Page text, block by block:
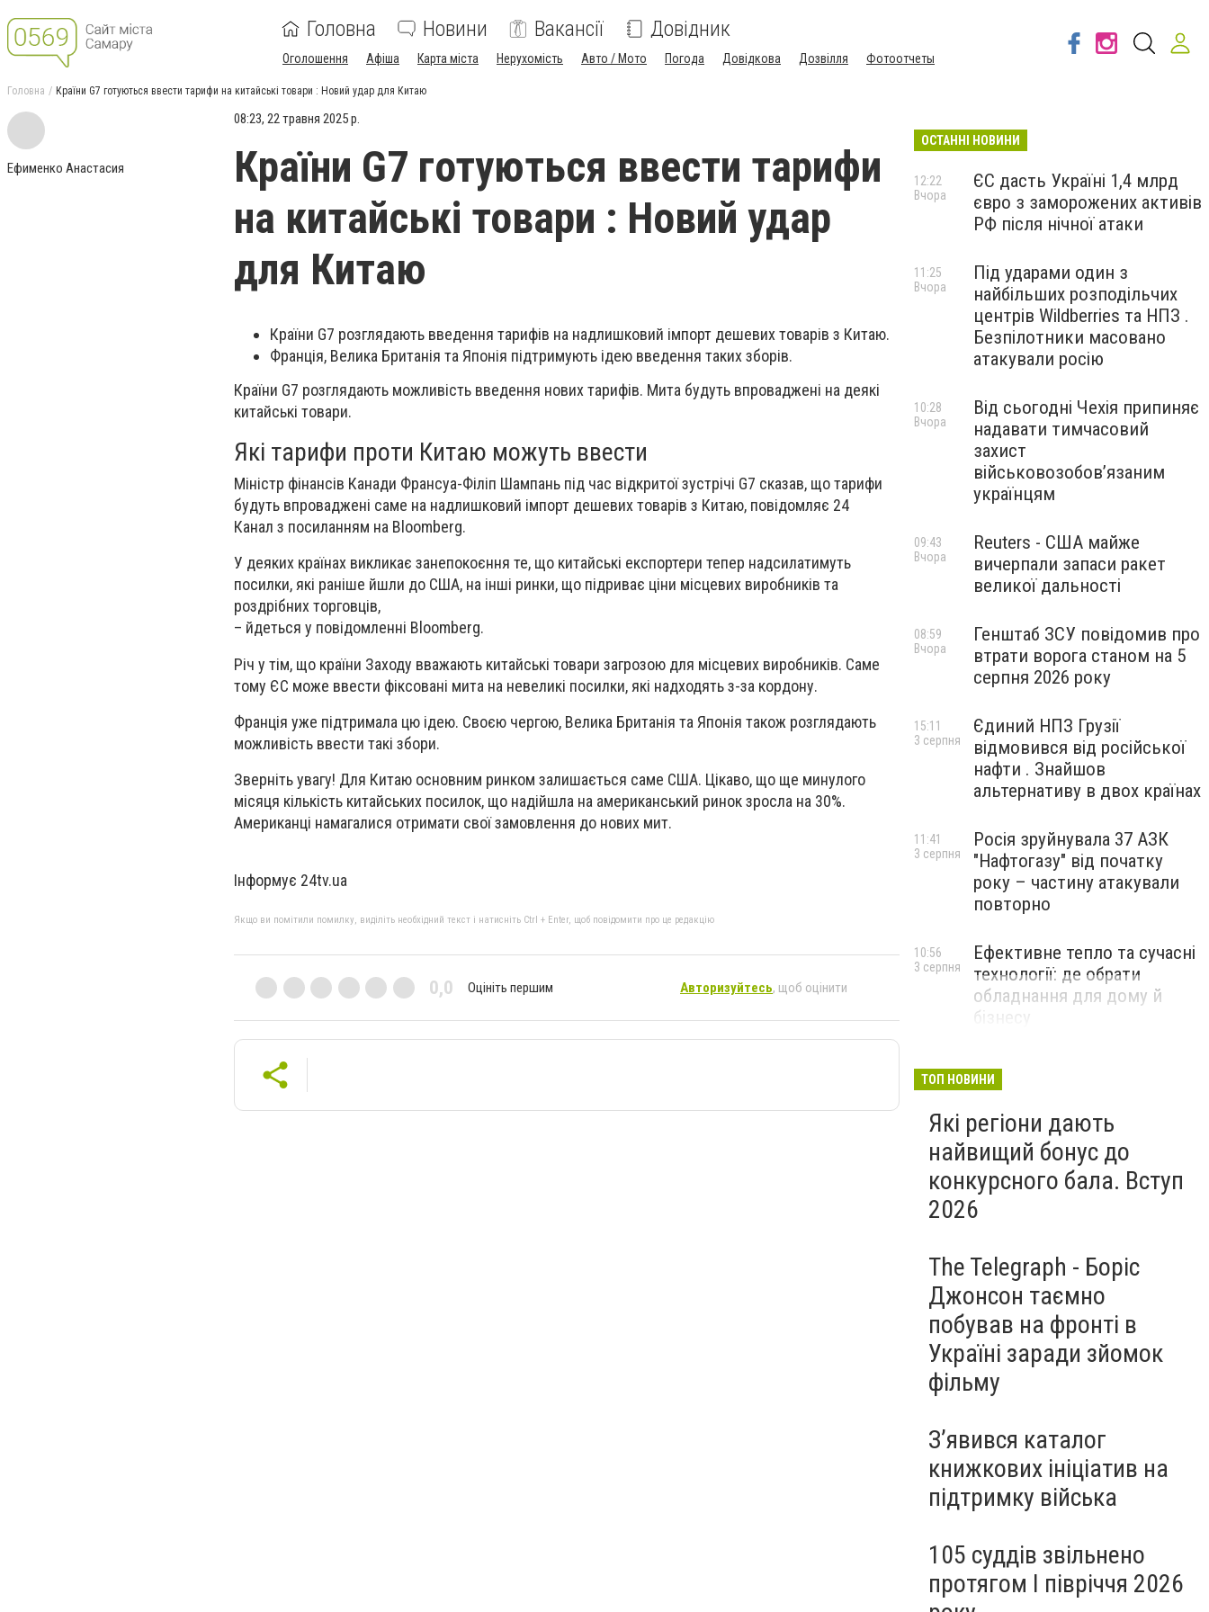
Головна Новини Вакансії Довідник
Оголошення Афіша Карта міста Нерухомість Авто / Мото Погода Довідкова Дозвілля Фотоотчеты
Головна Країни G7 готуються ввести тарифи на китайські товари : Новий удар для Китаю
Ефименко Анастасия
08:23, 22 травня 2025 р.
Країни G7 готуються ввести тарифи
на китайські товари : Новий удар
для Китаю
Країни G7 розглядають введення тарифів на надлишковий імпорт дешевих товарів з Китаю.
Франція, Велика Британія та Японія підтримують ідею введення таких зборів.
Країни G7 розглядають можливість введення нових тарифів. Мита будуть впроваджені на деякі
китайські товари.
Які тарифи проти Китаю можуть ввести
Міністр фінансів Канади Франсуа-Філіп Шампань під час відкритої зустрічі G7 сказав, що тарифи
будуть впроваджені саме на надлишковий імпорт дешевих товарів з Китаю, повідомляє 24
Канал з посиланням на Bloomberg.
У деяких країнах викликає занепокоєння те, що китайські експортери тепер надсилатимуть
посилки, які раніше йшли до США, на інші ринки, що підриває ціни місцевих виробників та
роздрібних торговців,
– йдеться у повідомленні Bloomberg.
Річ у тім, що країни Заходу вважають китайські товари загрозою для місцевих виробників. Саме
тому ЄС може ввести фіксовані мита на невеликі посилки, які надходять з-за кордону.
Франція уже підтримала цю ідею. Своєю чергою, Велика Британія та Японія також розглядають
можливість ввести такі збори.
Зверніть увагу! Для Китаю основним ринком залишається саме США. Цікаво, що ще минулого
місяця кількість китайських посилок, що надійшла на американський ринок зросла на 30%.
Американці намагалися отримати свої замовлення до нових мит.
Інформує 24tv.ua
Якщо ви помітили помилку, виділіть необхідний текст і натисніть Ctrl + Enter, щоб повідомити про це редакцію
0,0 Оцініть першим Авторизуйтесь, щоб оцінити
ОСТАННІ НОВИНИ
ЄС дасть Україні 1,4 млрд
євро з заморожених активів
РФ після нічної атаки
12:22
Вчора
Під ударами один з
найбільших розподільчих
центрів Wildberries та НПЗ .
Безпілотники масовано
атакували росію
11:25
Вчора
Від сьогодні Чехія припиняє
надавати тимчасовий
захист
військовозобов’язаним
українцям
10:28
Вчора
Reuters - США майже
вичерпали запаси ракет
великої дальності
09:43
Вчора
Генштаб ЗСУ повідомив про
втрати ворога станом на 5
серпня 2026 року
08:59
Вчора
Єдиний НПЗ Грузії
відмовився від російської
нафти . Знайшов
альтернативу в двох країнах
15:11
3 серпня
Росія зруйнувала 37 АЗК
"Нафтогазу" від початку
року – частину атакували
повторно
11:41
3 серпня
Ефективне тепло та сучасні
технології: де обрати
обладнання для дому й
бізнесу
10:56
3 серпня
ТОП НОВИНИ
Які регіони дають
найвищий бонус до
конкурсного бала. Вступ
2026
The Telegraph - Боріс
Джонсон таємно
побував на фронті в
Україні заради зйомок
фільму
З’явився каталог
книжкових ініціатив на
підтримку війська
105 суддів звільнено
протягом I півріччя 2026